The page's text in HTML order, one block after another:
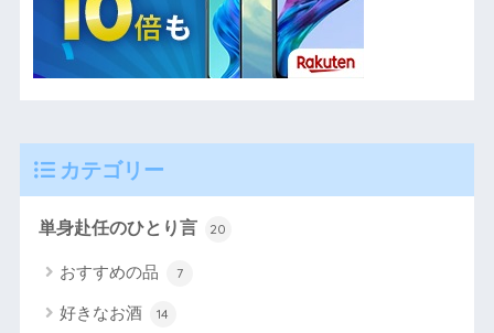
カテゴリー
単身赴任のひとり言 20
おすすめの品 7
好きなお酒 14